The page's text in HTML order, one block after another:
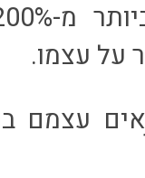
על עצמו.
עצמם